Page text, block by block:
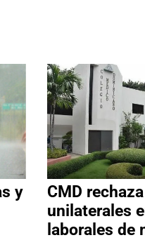
y
CMD
unilaterales
laborales de